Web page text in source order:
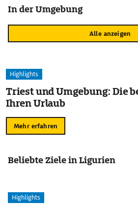
In der Umgebung
Alle anzeigen
Highlights
Triest und Umgebung: Die
Ihren Urlaub
Mehr erfahren
Beliebte Ziele in Ligurien
Highlights